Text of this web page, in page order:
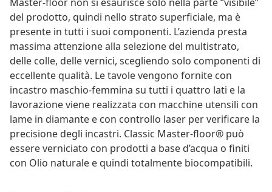
del prodotto, quindi nello strato superficiale, ma è
presente in tutti i suoi componenti. L’azienda presta
massima attenzione alla selezione del multistrato,
delle colle, delle vernici, scegliendo solo componenti di
eccellente qualità. Le tavole vengono fornite con
incastro maschio-femmina su tutti i quattro lati e la
lavorazione viene realizzata con macchine utensili con
lame in diamante e con controllo laser per verificare la
precisione degli incastri. Classic Master-floor® può
essere verniciato con prodotti a base d’acqua o finiti
con Olio naturale e quindi totalmente biocompatibili.